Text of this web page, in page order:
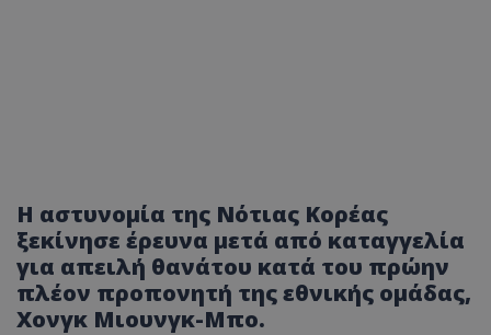
Η αστυνομία της Νότιας Κορέας
ξεκίνησε έρευνα μετά από καταγγελία
για απειλή θανάτου κατά του πρώην
πλέον προπονητή της εθνικής ομάδας,
Χονγκ Μιουνγκ-Μπο.